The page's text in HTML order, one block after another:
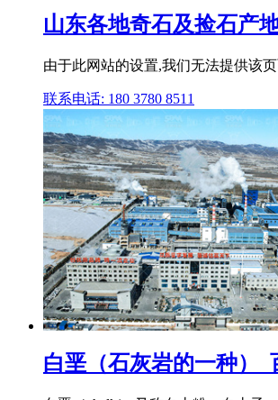
山东各地奇石及捡石产
由于此网站的设置,我们无法提供该页
联系电话: 180 3780 8511
白垩（石灰岩的一种）_